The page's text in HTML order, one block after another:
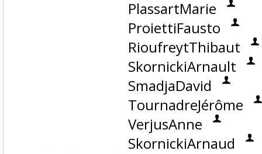
PlassartMarie
ProiettiFausto
RioufreytThibaut
SkornickiArnault
SmadjaDavid
TournadreJérôme
VerjusAnne
SkornickiArnaud